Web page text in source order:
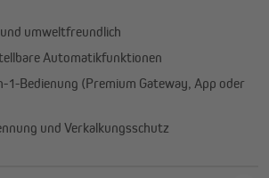
umweltfreundlich
Automatikfunktionen
1-Bedienung (Premium Gateway, App oder
und Verkalkungsschutz